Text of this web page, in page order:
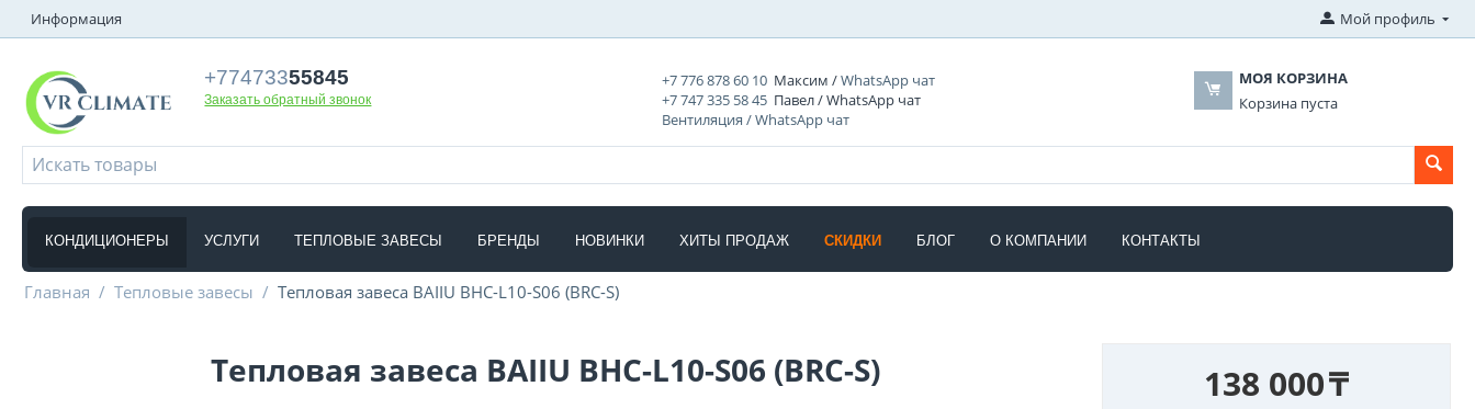
Информация Мой профиль
+77473355845
Заказать обратный звонок
+7 776 878 60 10 Максим /WhatsApp чат
+7 747 335 58 45 Павел / WhatsApp чат
Вентиляция / WhatsApp чат
МОЯ КОРЗИНА
Корзина пуста
КОНДИЦИОНЕРЫ УСЛУГИ ТЕПЛОВЫЕ ЗАВЕСЫ БРЕНДЫ НОВИНКИ ХИТЫ ПРОДАЖ СКИДКИ БЛОГ О КОМПАНИИ КОНТАКТЫ
Главная / Тепловые завесы / Тепловая завеса BAIIU BHC-L10-S06 (BRC-S)
Тепловая завеса BAIIU BHC-L10-S06 (BRC-S) 138 000₸